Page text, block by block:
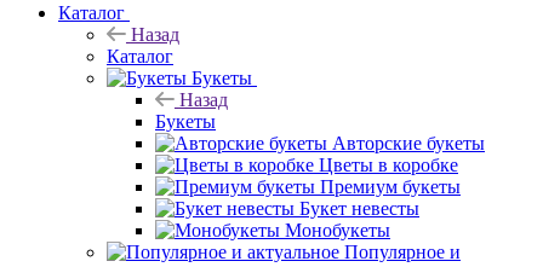
Каталог
Назад
Каталог
Букеты
Назад
Букеты
Авторские букеты
Цветы в коробке
Премиум букеты
Букет невесты
Монобукеты
Популярное и